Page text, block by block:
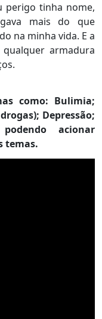
perigo tinha nome,
mais do que
na minha vida. E a
armadura
como: Bulimia;
Depressão;
acionar
temas.